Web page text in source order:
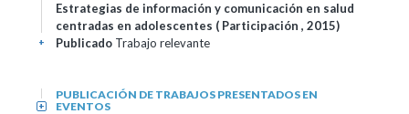
Estrategias de información y comunicación en salud
centradas en adolescentes ( Participación , 2015)
Publicado Trabajo relevante
+
PUBLICACIÓN DE TRABAJOS PRESENTADOS EN
EVENTOS
+